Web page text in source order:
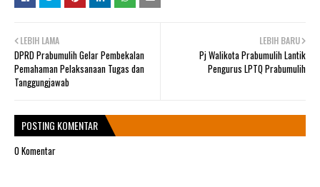
LEBIH BARU
Pj Walikota Prabumulih Lantik
Pengurus LPTQ Prabumulih
LEBIH LAMA
DPRD Prabumulih Gelar Pembekalan
Pemahaman Pelaksanaan Tugas dan
Tanggungjawab
POSTING KOMENTAR
0 Komentar